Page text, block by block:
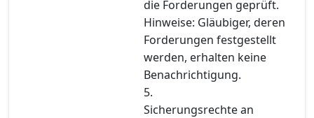
die Forderungen geprüft.
Hinweise: Gläubiger, deren
Forderungen festgestellt
werden, erhalten keine
Benachrichtigung.
5.
Sicherungsrechte an